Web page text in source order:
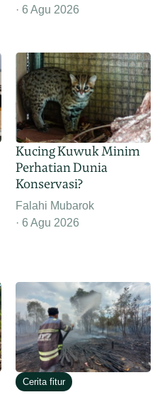
6 Agu 2026
Kucing Kuwuk Minim
Perhatian Dunia
Konservasi?
Falahi Mubarok
6 Agu 2026
Cerita fitur